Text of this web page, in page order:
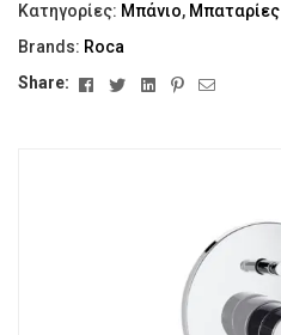
Κατηγορίες: Μπάνιο, Μπαταρίες
Brands: Roca
Share:
FacebookTwitterLinkedinPinterest
Email